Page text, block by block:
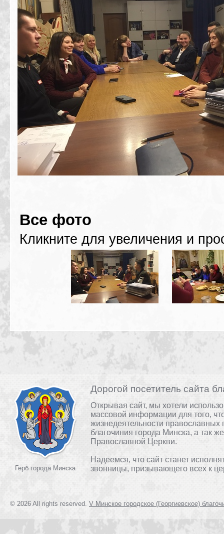
Все фото
Кликните для увеличения и
Герб города Минска
Дорогой посетитель сайта
Открывая сайт, мы хотели
массовой информации для того,
жизнедеятельности православных
благочиния города Минска, а так
Православной Церкви.
Надеемся, что сайт станет
звонницы, призывающего всех к
© 2026 All rights reserved. V Минское городское (Георгиевское)